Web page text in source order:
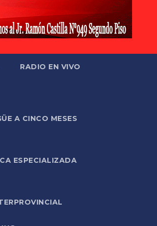
RADIO EN VIVO
A CINCO MESES
ESPECIALIZADA